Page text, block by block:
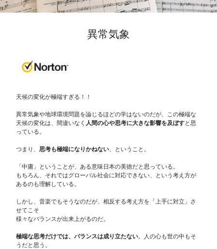
異常気象
天候の変化が極端すぎる！！
異常気象や地球環境問題を論じるほどの学はないのだが、この極端な
天候の変化は、間違いなく 人間の心や思考に大きな影響を及ぼすと思
っている。
つまり、思考も極端になりかねない、ということ。
「中庸」ということが、ある意味日本の美徳だと思っている。
もちろん、それではグローバル社会に対応できない、という考え方が
あるのも理解している。
しかし、音楽でもそうなのだが、相反する考え方を「上手に対立」さ
せてこそ
様々なバランスが出来上がるのだ。
極端な思考だけでは、バランスは成り立たない。人の心も世の中もそ
うだと思う。